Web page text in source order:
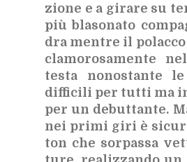
zio­ne e a gi­ra­re su
più bla­so­na­to
dra men­tre il po­lac­co
cla­mo­ro­sa­men­te
te­sta no­no­stan­te
dif­fi­ci­li per tut­ti ma
per un de­but­tan­te.
nei pri­mi giri è
ton che sor­pas­sa